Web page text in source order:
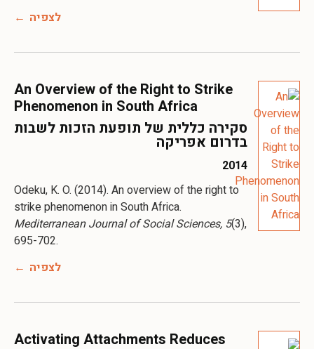
לצפיה
An Overview of the Right to Strike
Phenomenon in South Africa
סקירה כללית של תופעת הזכות לשבות
בדרום אפריקה
2014
Odeku, K. O. (2014). An overview of the right to
strike phenomenon in South Africa.
Mediterranean Journal of Social Sciences, 5(3),
695-702.
לצפיה
Activating Attachments Reduces